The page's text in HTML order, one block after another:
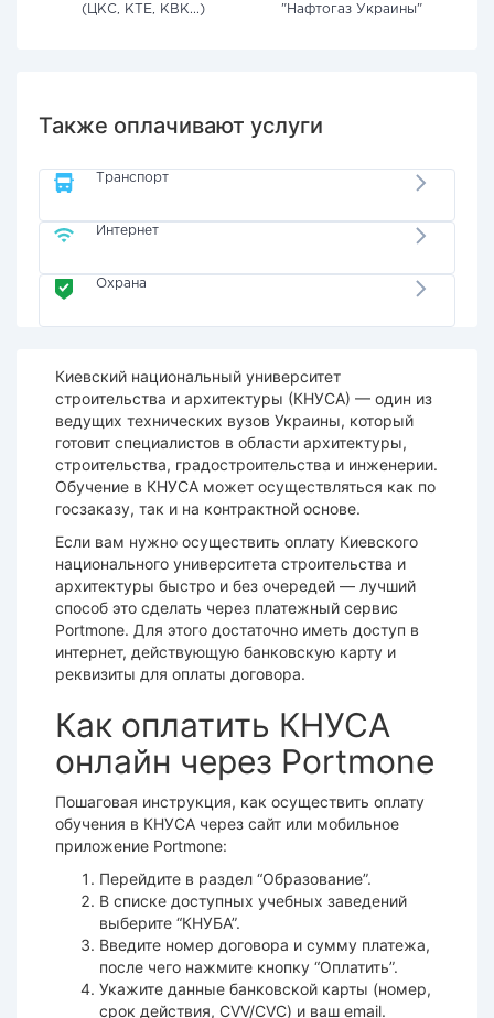
(ЦКС, КТЕ, КВК...) "Нафтогаз Украины"
Также оплачивают услуги
Транспорт
Интернет
Охрана
Киевский национальный университет
строительства и архитектуры (КНУСА) — один из
ведущих технических вузов Украины, который
готовит специалистов в области архитектуры,
строительства, градостроительства и инженерии.
Обучение в КНУСА может осуществляться как по
госзаказу, так и на контрактной основе.
Если вам нужно осуществить оплату Киевского
национального университета строительства и
архитектуры быстро и без очередей — лучший
способ это сделать через платежный сервис
Portmone. Для этого достаточно иметь доступ в
интернет, действующую банковскую карту и
реквизиты для оплаты договора.
Как оплатить КНУСА
онлайн через Portmone
Пошаговая инструкция, как осуществить оплату
обучения в КНУСА через сайт или мобильное
приложение Portmone:
Перейдите в раздел “Образование”.
В списке доступных учебных заведений
выберите “КНУБА”.
Введите номер договора и сумму платежа,
после чего нажмите кнопку “Оплатить”.
Укажите данные банковской карты (номер,
срок действия, CVV/CVC) и ваш email.